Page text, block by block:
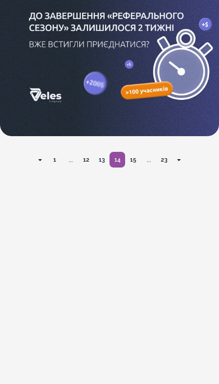
1 ... 12 13 14 15 ... 23